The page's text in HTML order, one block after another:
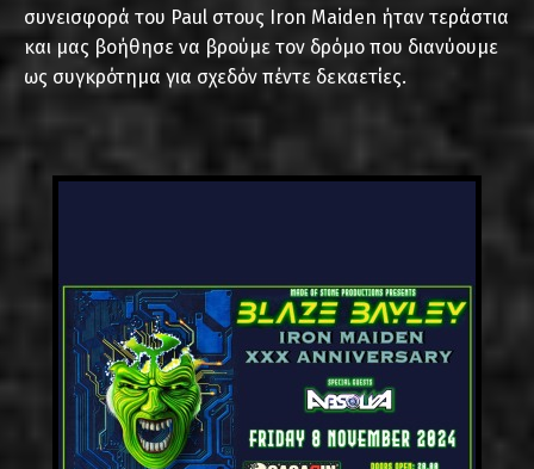
συνεισφορά του Paul στους Iron Maiden ήταν τεράστια
και μας βοήθησε να βρούμε τον δρόμο που διανύουμε
ως συγκρότημα για σχεδόν πέντε δεκαετίες.